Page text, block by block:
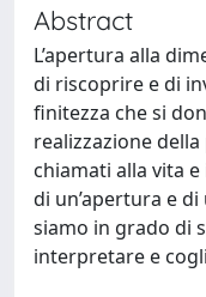
Abstract
L’apertura alla
di riscoprire e di
finitezza che si
realizzazione
chiamati alla vita
di un’apertura e
siamo in grado di
interpretare e